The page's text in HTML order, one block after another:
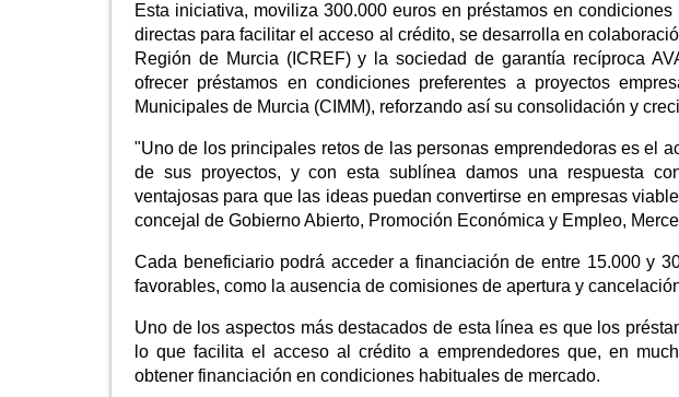
Esta iniciativa, moviliza 300.000 euros en préstamos en
directas para facilitar el acceso al crédito, se desarrolla en
Región de Murcia (ICREF) y la sociedad de garantía recíproca
ofrecer préstamos en condiciones preferentes a proyectos
Municipales de Murcia (CIMM), reforzando así su consolidación y
"Uno de los principales retos de las personas emprendedoras es el
de sus proyectos, y con esta sublínea damos una respuesta
ventajosas para que las ideas puedan convertirse en empresas
concejal de Gobierno Abierto, Promoción Económica y Empleo,
Cada beneficiario podrá acceder a financiación de entre 15.000 y
favorables, como la ausencia de comisiones de apertura y
Uno de los aspectos más destacados de esta línea es que los
lo que facilita el acceso al crédito a emprendedores que, en
obtener financiación en condiciones habituales de mercado.